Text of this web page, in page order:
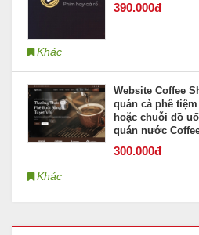
390.000đ
Khác
Website Coffee
quán cà phê
hoặc chuỗi đồ
quán nước
300.000đ
Khác